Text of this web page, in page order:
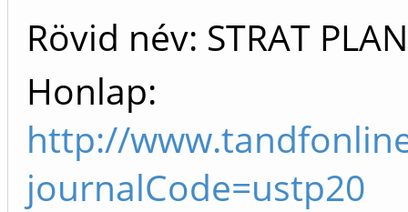
Rövid név: STRAT
Honlap:
http://
journalCode=ustp20